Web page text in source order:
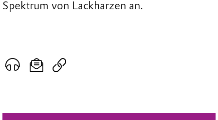
Spektrum von Lackharzen an.